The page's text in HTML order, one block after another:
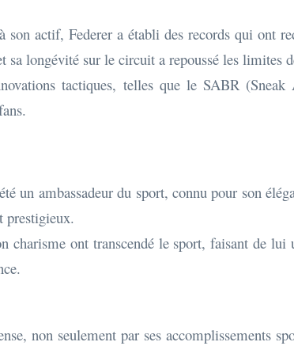
actif, Federer a établi des records qui ont
longévité sur le circuit a repoussé les limites
tactiques, telles que le SABR
un ambassadeur du sport, connu pour son
prestigieux.
charisme ont transcendé le sport, faisant de
non seulement par ses accomplissements